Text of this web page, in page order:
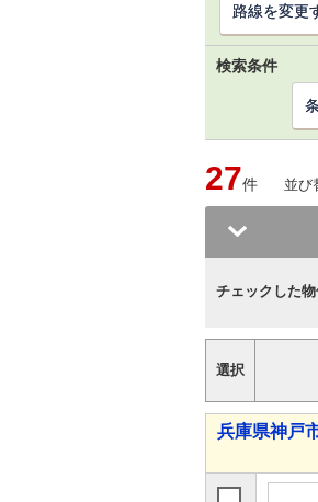
路線を変更
検索条件
27件 並び
チェックした
選択
兵庫県神戸